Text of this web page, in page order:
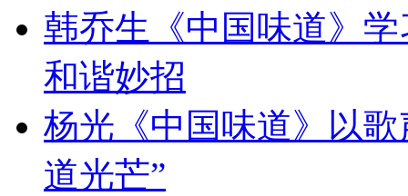
韩乔生《中国味道》
和谐妙招
杨光《中国味道》以
道光芒”